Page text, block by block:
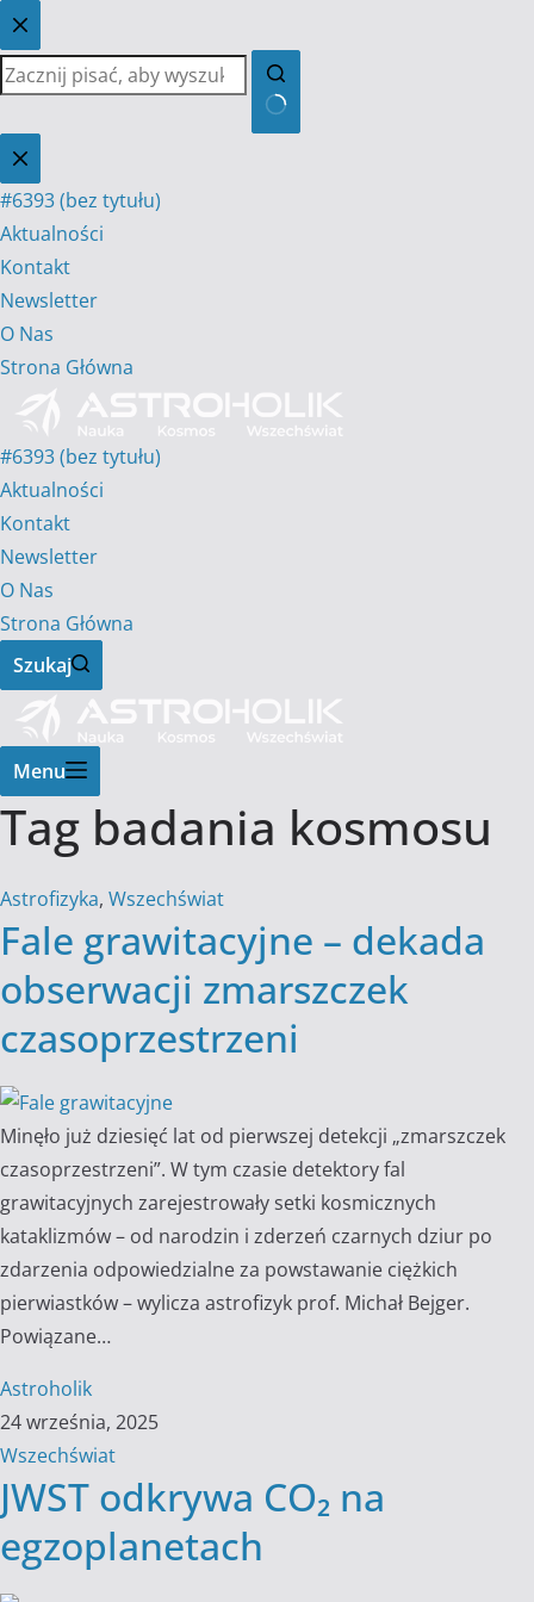
Przejdź
do
treści
Brak
wyników
#6393 (bez tytułu)
Aktualności
Kontakt
Newsletter
O Nas
Strona Główna
#6393 (bez tytułu)
Aktualności
Kontakt
Newsletter
O Nas
Strona Główna
Szukaj
Menu
Tag badania kosmosu
Astrofizyka, Wszechświat
Fale grawitacyjne – dekada
obserwacji zmarszczek
czasoprzestrzeni
Minęło już dziesięć lat od pierwszej detekcji „zmarszczek
czasoprzestrzeni”. W tym czasie detektory fal
grawitacyjnych zarejestrowały setki kosmicznych
kataklizmów – od narodzin i zderzeń czarnych dziur po
zdarzenia odpowiedzialne za powstawanie ciężkich
pierwiastków – wylicza astrofizyk prof. Michał Bejger.
Powiązane…
Astroholik
24 września, 2025
Wszechświat
JWST odkrywa CO₂ na
egzoplanetach